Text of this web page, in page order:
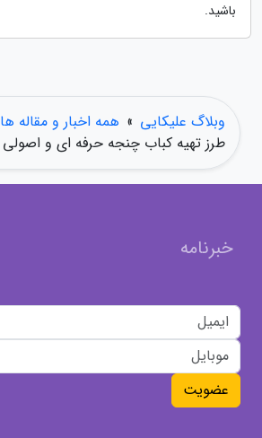
باشید.
وبلاگ علیکایی » همه اخبار و مقاله ها
طرز تهیه کباب چنجه حرفه ای و اصولی
خبرنامه
عضویت